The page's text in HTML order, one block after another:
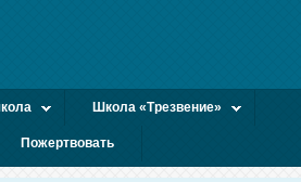
Школа «Трезвение»
Пожертвовать